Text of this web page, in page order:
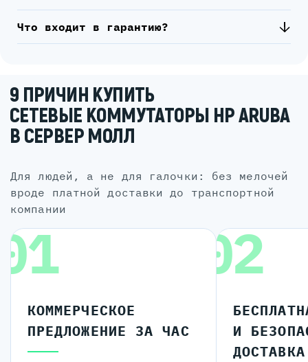
Что входит в гарантию?
9 ПРИЧИН КУПИТЬ
СЕТЕВЫЕ КОММУТАТОРЫ HP ARUBA
В СЕРВЕР МОЛЛ
для людей, а не для галочки: без мелочей
вроде платной доставки до транспортной
компании
КОММЕРЧЕСКОЕ
ПРЕДЛОЖЕНИЕ ЗА ЧАС
02
И
ДОСТАВКА